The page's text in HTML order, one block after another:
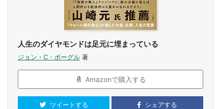
人生のダイヤモンドは足元に埋まっている
ジョン・C・ボーグル 著
Amazonで購入する
ツイートする シェアする